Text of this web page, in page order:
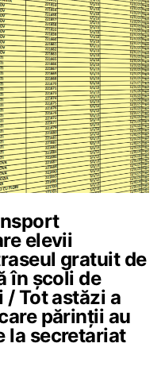
elevii
gratuit de
în școli de
Tot astăzi a
părinții au
la secretariat